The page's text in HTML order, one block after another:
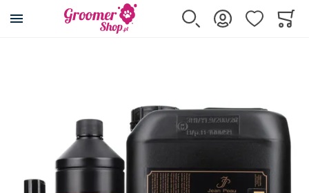
Przejdź na stronę główną
Szukaj Zaloguj sięUlubione